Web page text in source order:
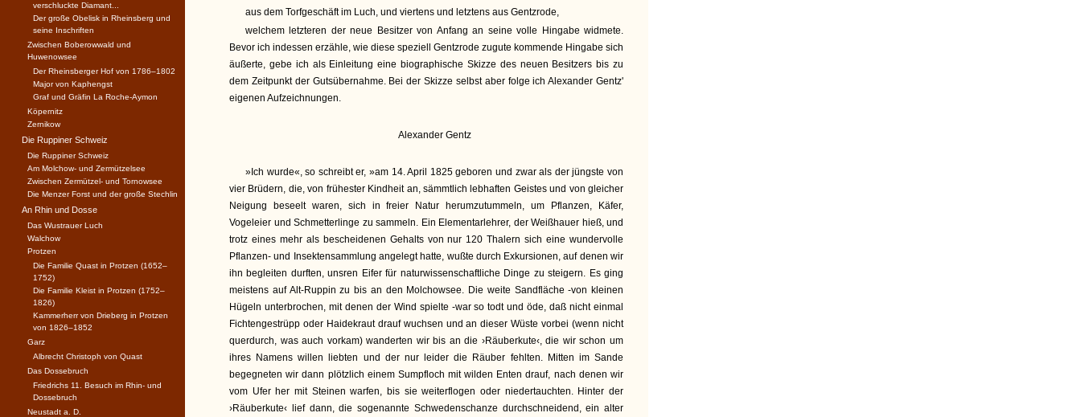
aus dem Torfgeschäft im Luch, und viertens und letztens aus Gentzrode,
welchem letzteren der neue Besitzer von Anfang an seine volle Hingabe widmete.
Bevor ich indessen erzähle, wie diese speziell Gentzrode zugute kommende Hingabe sich
äußerte, gebe ich als Einleitung eine biographische Skizze des neuen Besitzers bis zu
dem Zeitpunkt der Gutsübernahme. Bei der Skizze selbst aber folge ich Alexander Gentz'
eigenen Aufzeichnungen.
Alexander Gentz
»Ich wurde«, so schreibt er, »am 14. April 1825 geboren und zwar als der jüngste von
vier Brüdern, die, von frühester Kindheit an, sämmtlich lebhaften Geistes und von gleicher
Neigung beseelt waren, sich in freier Natur herumzutummeln, um Pflanzen, Käfer,
Vogeleier und Schmetterlinge zu sammeln. Ein Elementarlehrer, der Weißhauer hieß, und
trotz eines mehr als bescheidenen Gehalts von nur 120 Thalern sich eine wundervolle
Pflanzen- und Insektensammlung angelegt hatte, wußte durch Exkursionen, auf denen wir
ihn begleiten durften, unsren Eifer für naturwissenschaftliche Dinge zu steigern. Es ging
meistens auf Alt-Ruppin zu bis an den Molchowsee. Die weite Sandfläche -von kleinen
Hügeln unterbrochen, mit denen der Wind spielte -war so todt und öde, daß nicht einmal
Fichtengestrüpp oder Haidekraut drauf wuchsen und an dieser Wüste vorbei (wenn nicht
querdurch, was auch vorkam) wanderten wir bis an die ›Räuberkute‹, die wir schon um
ihres Namens willen liebten und der nur leider die Räuber fehlten. Mitten im Sande
begegneten wir dann plötzlich einem Sumpfloch mit wilden Enten drauf, nach denen wir
vom Ufer her mit Steinen warfen, bis sie weiterflogen oder niedertauchten. Hinter der
›Räuberkute‹ lief dann, die sogenannte Schwedenschanze durchschneidend, ein alter
verschluckte Diamant...
Der große Obelisk in Rheinsberg und
seine Inschriften
Zwischen Boberowwald und
Huwenowsee
Der Rheinsberger Hof von 1786–1802
Major von Kaphengst
Graf und Gräfin La Roche-Aymon
Köpernitz
Zernikow
Die Ruppiner Schweiz
Die Ruppiner Schweiz
Am Molchow- und Zermützelsee
Zwischen Zermützel- und Tornowsee
Die Menzer Forst und der große Stechlin
An Rhin und Dosse
Das Wustrauer Luch
Walchow
Protzen
Die Familie Quast in Protzen (1652–
1752)
Die Familie Kleist in Protzen (1752–
1826)
Kammerherr von Drieberg in Protzen
von 1826–1852
Garz
Albrecht Christoph von Quast
Das Dossebruch
Friedrichs 11. Besuch im Rhin- und
Dossebruch
Neustadt a. D.